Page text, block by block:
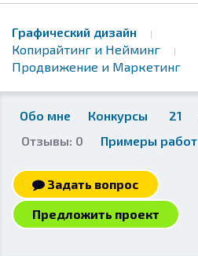
Графический дизайн
Копирайтинг и Нейминг
Продвижение и Маркетинг
Обо мне Конкурсы 21
Отзывы: 0
Примеры работ
Задать вопрос
Предложить проект